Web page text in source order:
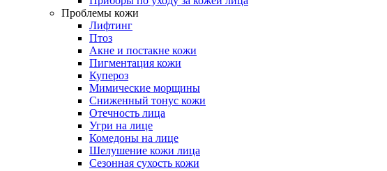
Проблемы кожи
Лифтинг
Птоз
Акне и постакне кожи
Пигментация кожи
Купероз
Мимические морщины
Сниженный тонус кожи
Отечность лица
Угри на лице
Комедоны на лице
Шелушение кожи лица
Сезонная сухость кожи